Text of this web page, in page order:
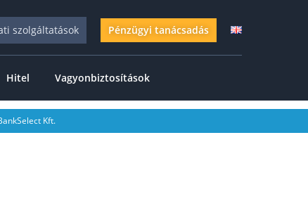
szolgáltatások Pénzügyi tanácsadás
Hitel Vagyonbiztosítások
Kft.